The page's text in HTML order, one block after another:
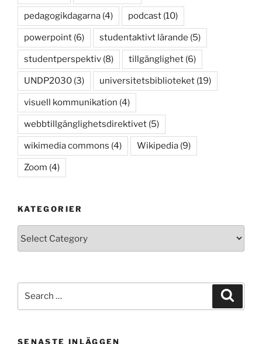
pedagogikdagarna (4) podcast (10)
powerpoint (6) studentaktivt lärande (5)
studentperspektiv (8) tillgänglighet (6)
UNDP2030 (3) universitetsbiblioteket (19)
visuell kommunikation (4)
webbtillgänglighetsdirektivet (5)
wikimedia commons (4) Wikipedia (9)
Zoom (4)
KATEGORIER
SENASTE INLÄGGEN